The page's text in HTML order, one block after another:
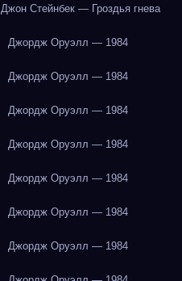
Джон Стейнбек — Гроздья гнева
Джордж Оруэлл — 1984
Джордж Оруэлл — 1984
Джордж Оруэлл — 1984
Джордж Оруэлл — 1984
Джордж Оруэлл — 1984
Джордж Оруэлл — 1984
Джордж Оруэлл — 1984